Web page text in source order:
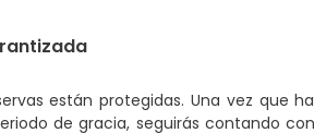
están protegidas. Una vez que
de gracia, seguirás contando